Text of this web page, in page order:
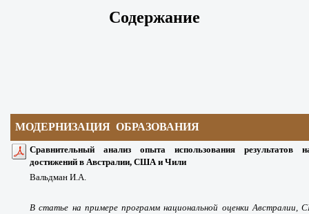
Содержание
МОДЕРНИЗАЦИЯ ОБРАЗОВАНИЯ
Сравнительный анализ опыта использования результатов
достижений в Австралии, США и Чили
Вальдман И.А.
В статье на примере программ национальной оценки